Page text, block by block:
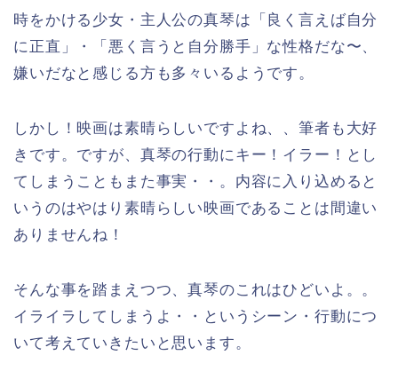
時をかける少女・主人公の真琴は「良く言えば自分
に正直」・「悪く言うと自分勝手」な性格だな〜、
嫌いだなと感じる方も多々いるようです。
しかし！映画は素晴らしいですよね、、筆者も大好
きです。ですが、真琴の行動にキー！イラー！とし
てしまうこともまた事実・・。内容に入り込めると
いうのはやはり素晴らしい映画であることは間違い
ありませんね！
そんな事を踏まえつつ、真琴のこれはひどいよ。。
イライラしてしまうよ・・というシーン・行動につ
いて考えていきたいと思います。